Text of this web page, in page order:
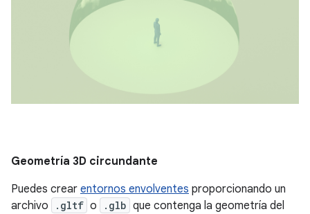
Geometría 3D circundante
Puedes crear entornos envolventes proporcionando un
archivo
.gltf o .glb que contenga la geometría del